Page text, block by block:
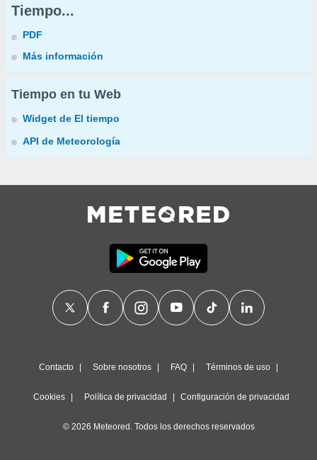
Tiempo...
PDF
Más información
Tiempo en tu Web
Widget de El tiempo
API de Meteorología
Contacto Sobre nosotros FAQ Términos de uso
Cookies Política de privacidad Configuración de privacidad
© 2026 Meteored. Todos los derechos reservados